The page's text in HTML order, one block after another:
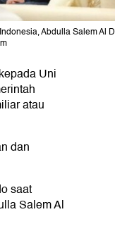
Abdulla Salem Al
Uni
atau
dan
saat
Salem Al